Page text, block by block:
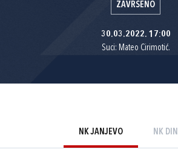
ZAVRŠENO
30.03.2022. 17:00
Suci: Mateo Cirimotić.
NK JANJEVO NK